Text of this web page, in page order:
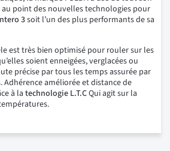
point des nouvelles technologies pour
3soit l’un des plus performants de sa
est très bien optimisé pour rouler sur les
soient enneigées, verglacées ou
précise par tous les temps assurée par
Adhérence améliorée et distance de
à la technologie L.T.CQui agit sur la